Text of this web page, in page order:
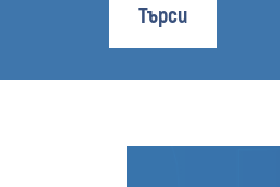
Търси